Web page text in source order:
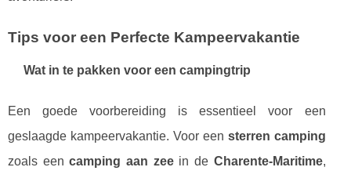
Tips voor een Perfecte Kampeervakantie
Wat in te pakken voor een campingtrip
Een goede voorbereiding is essentieel voor een
geslaagde kampeervakantie. Voor een sterren camping
zoals eencamping aan zeein de Charente-Maritime,